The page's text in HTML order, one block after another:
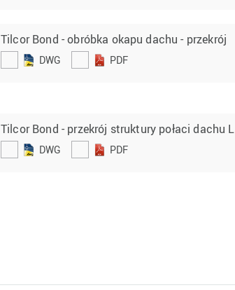
Tilcor Bond - obróbka okapu dachu - przekrój
DWG PDF
Tilcor Bond - przekrój struktury połaci dachu L
DWG PDF